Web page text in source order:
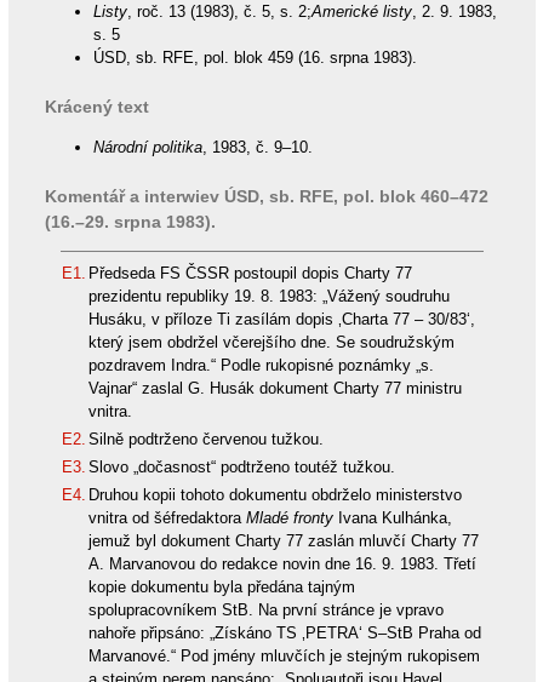
Listy, roč. 13 (1983), č. 5, s. 2;Americké listy, 2. 9. 1983,
s. 5
ÚSD, sb. RFE, pol. blok 459 (16. srpna 1983).
Krácený text
Národní politika, 1983, č. 9–10.
Komentář a interwiev ÚSD, sb. RFE, pol. blok 460–472
(16.–29. srpna 1983).
E1. Předseda FS ČSSR postoupil dopis Charty 77
prezidentu republiky 19. 8. 1983: „Vážený soudruhu
Husáku, v příloze Ti zasílám dopis ‚Charta 77 – 30/83‘,
který jsem obdržel včerejšího dne. Se soudružským
pozdravem Indra.“ Podle rukopisné poznámky „s.
Vajnar“ zaslal G. Husák dokument Charty 77 ministru
vnitra.
E2. Silně podtrženo červenou tužkou.
E3. Slovo „dočasnost“ podtrženo toutéž tužkou.
E4. Druhou kopii tohoto dokumentu obdrželo ministerstvo
vnitra od šéfredaktora Mladé frontyIvana Kulhánka,
jemuž byl dokument Charty 77 zaslán mluvčí Charty 77
A. Marvanovou do redakce novin dne 16. 9. 1983. Třetí
kopie dokumentu byla předána tajným
spolupracovníkem StB. Na první stránce je vpravo
nahoře připsáno: „Získáno TS ‚PETRA‘ S–StB Praha od
Marvanové.“ Pod jmény mluvčích je stejným rukopisem
a stejným perem napsáno: „Spoluautoři jsou Havel